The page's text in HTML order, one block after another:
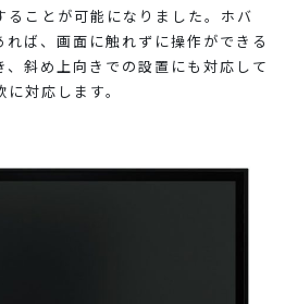
ることが可能になりました。ホバ
ば、画面に触れずに操作ができる
、斜め上向きでの設置にも対応して
対応します。